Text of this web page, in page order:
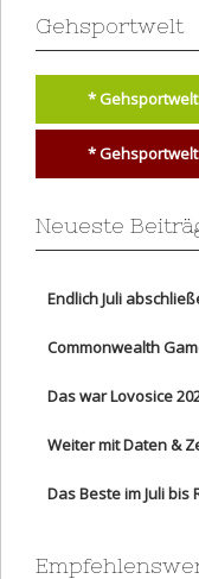
Gehsportwelt
* Gehsportwelt
* Gehsportwelt
Neueste
Endlich Juli
Commonwealth
Das war Lovosice
Weiter mit Daten &
Das Beste im Juli bis